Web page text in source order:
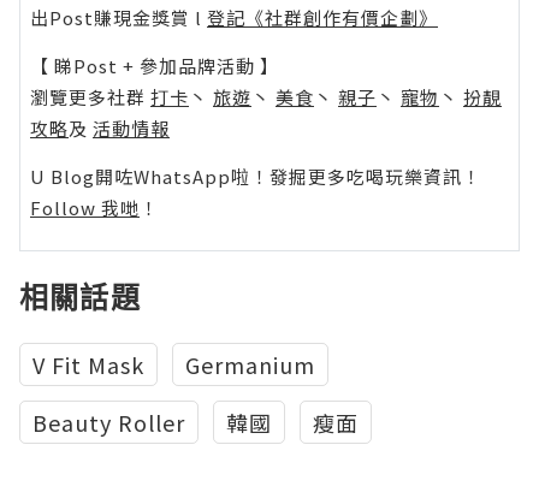
出Post賺現金獎賞 l 登記《社群創作有價企劃》
【 睇Post + 參加品牌活動 】
瀏覽更多社群 打卡 丶 旅遊 丶 美食 丶 親子 丶 寵物 丶 扮靚
攻略及 活動情報
U Blog開咗WhatsApp啦！發掘更多吃喝玩樂資訊！
Follow 我哋 ！
相關話題
V Fit Mask
Germanium
Beauty Roller
韓國 瘦面